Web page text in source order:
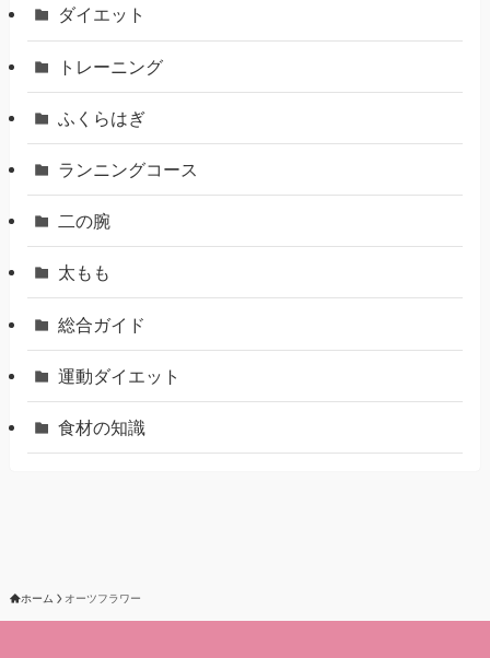
ダイエット
トレーニング
ふくらはぎ
ランニングコース
二の腕
太もも
総合ガイド
運動ダイエット
食材の知識
ホーム オーツフラワー